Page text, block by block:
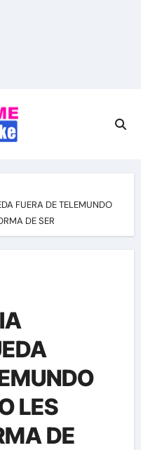
FUERA DE TELEMUNDO
DE SER
LES
DE